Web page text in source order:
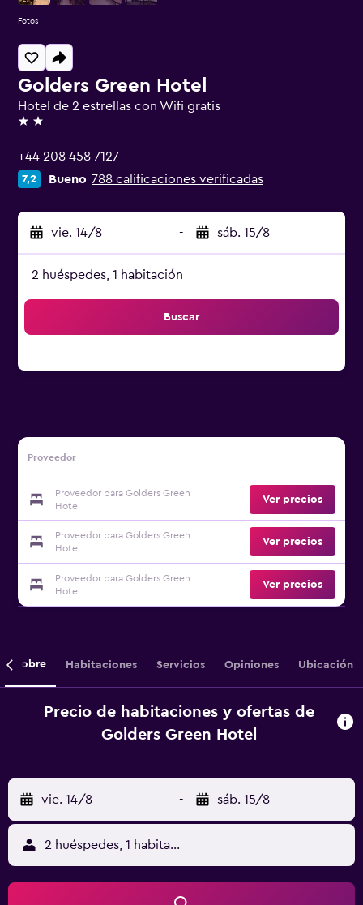
Golders Green Hotel
Hotel de 2 estrellas con Wifi gratis
2 estrellas
+44 208 458 7127
7,2 Bueno 788 calificaciones verificadas
vie. 14/8 - sáb. 15/8
2 huéspedes, 1 habitación
Buscar
Proveedor
Proveedor para Golders Green
Hotel
Ver precios
Proveedor para Golders Green
Hotel
Ver precios
Proveedor para Golders Green
Hotel
Ver precios
Fotos
Sobre Habitaciones Servicios Opiniones Ubicación
Precio de habitaciones y ofertas de
Golders Green Hotel
vie. 14/8 - sáb. 15/8
2 huéspedes, 1 habitación